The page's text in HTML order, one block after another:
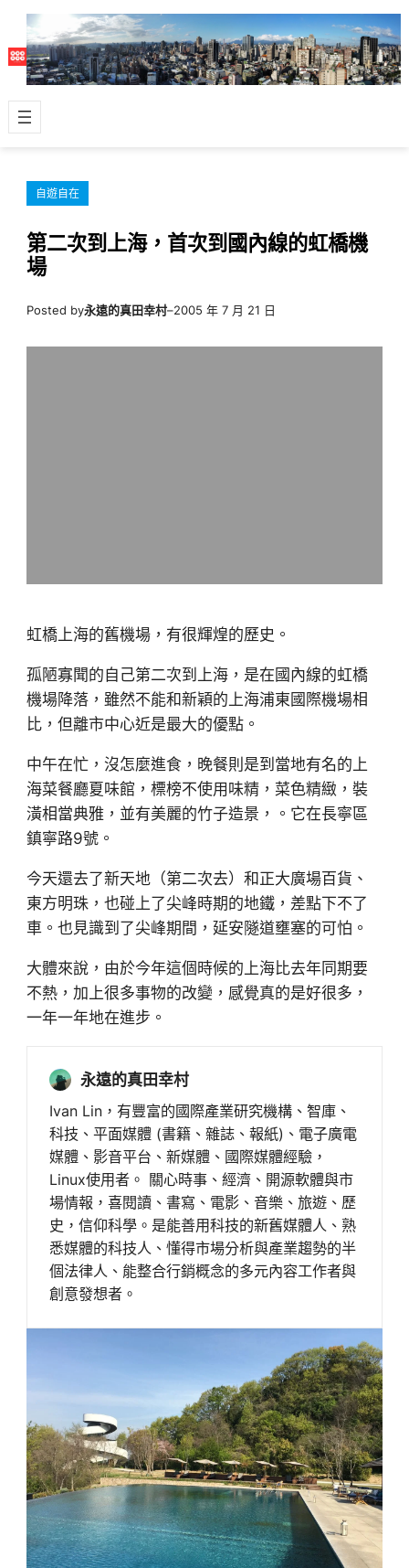
主
容
自遊自在
第二次到上海，首次到國內線的虹橋機
場
Posted by永遠的真田幸村–2005 年 7 月 21 日
虹橋上海的舊機場，有很輝煌的歷史。
孤陋寡聞的自己第二次到上海，是在國內線的虹橋
機場降落，雖然不能和新穎的上海浦東國際機場相
比，但離市中心近是最大的優點。
中午在忙，沒怎麼進食，晚餐則是到當地有名的上
海菜餐廳夏味館，標榜不使用味精，菜色精緻，裝
潢相當典雅，並有美麗的竹子造景，。它在長寧區
鎮寧路9號。
今天還去了新天地（第二次去）和正大廣場百貨、
東方明珠，也碰上了尖峰時期的地鐵，差點下不了
車。也見識到了尖峰期間，延安隧道壅塞的可怕。
大體來說，由於今年這個時候的上海比去年同期要
不熱，加上很多事物的改變，感覺真的是好很多，
一年一年地在進步。
永遠的真田幸村
Ivan Lin，有豐富的國際產業研究機構、智庫、
科技、平面媒體 (書籍、雜誌、報紙)、電子廣電
媒體、影音平台、新媒體、國際媒體經驗，
Linux使用者。 關心時事、經濟、開源軟體與市
場情報，喜閱讀、書寫、電影、音樂、旅遊、歷
史，信仰科學。是能善用科技的新舊媒體人、熟
悉媒體的科技人、懂得市場分析與產業趨勢的半
個法律人、能整合行銷概念的多元內容工作者與
創意發想者。